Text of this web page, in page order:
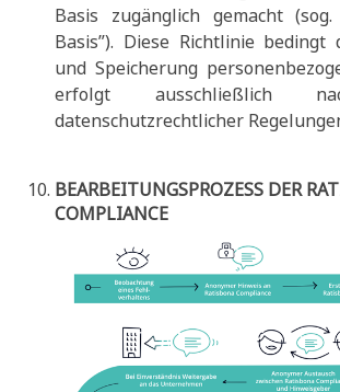
Basis zugänglich gemacht (sog.
Basis”). Diese Richtlinie bedingt
und Speicherung
erfolgt ausschließlich
datenschutzrechtlicher
BEARBEITUNGSPROZESS DER
COMPLIANCE